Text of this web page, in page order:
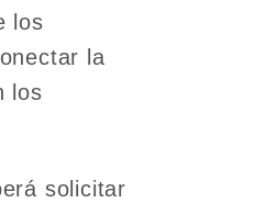
los
la
los
solicitar